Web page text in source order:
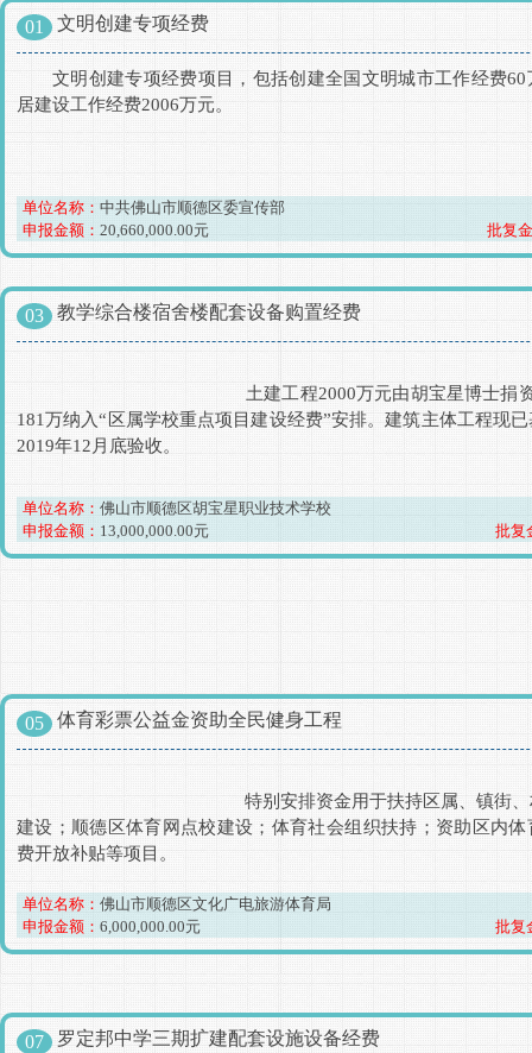
01 文明创建专项经费
文明创建专项经费项目，包括创建全国文明城市工作经费
居建设工作经费2006万元。
单位名称： 中共佛山市顺德区委宣传部
申报金额： 20,660,000.00元 批复
03 教学综合楼宿舍楼配套设备购置经费
181万纳入“区属学校重点项目建设经费”安排。建筑主体工程现
2019年12月底验收。
单位名称： 佛山市顺德区胡宝星职业技术学校
申报金额： 13,000,000.00元 批复
05 体育彩票公益金资助全民健身工程
						特别安排资金用于扶持区属、镇街、村居社区体育公园
建设；顺德区体育网点校建设；体育社会组织扶持；资助区内
费开放补贴等项目。
单位名称： 佛山市顺德区文化广电旅游体育局
申报金额： 6,000,000.00元 批复
07 罗定邦中学三期扩建配套设施设备经费